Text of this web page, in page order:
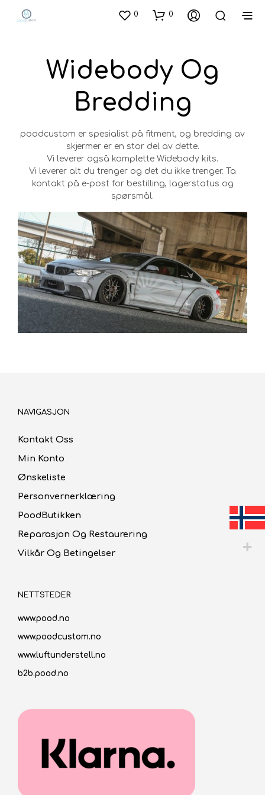
0 0
Widebody Og
Bredding
poodcustom er spesialist på fitment, og bredding av
skjermer er en stor del av dette.
Vi leverer også komplette Widebody kits.
Vi leverer alt du trenger og det du ikke trenger. Ta
kontakt på e-post for bestilling, lagerstatus og
spørsmål.
NAVIGASJON
Kontakt Oss
Min Konto
Ønskeliste
Personvernerklæring
PoodButikken
Reparasjon Og Restaurering
Vilkår Og Betingelser
NETTSTEDER
www.pood.no
www.poodcustom.no
www.luftunderstell.no
b2b.pood.no